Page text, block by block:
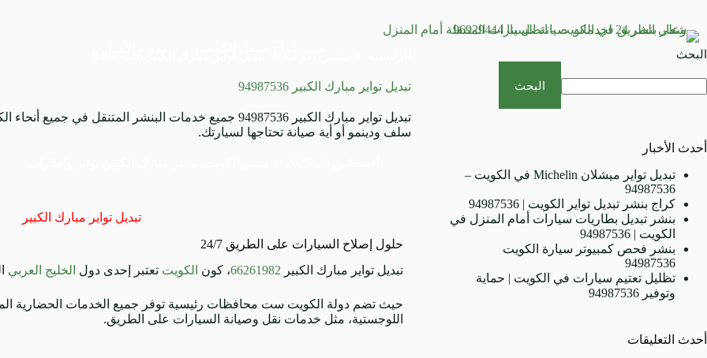
تبديل تواير مبارك الكبير 94987536
تبديل تواير مبارك الكبير 94987536 جميع خدمات البنشر
سلف ودينمو أو أية صيانة تحتاجها لسيارتك.
تبديل تواير مبارك الكبير
حلول إصلاح السيارات على الطريق 24/7
تبديل تواير مبارك الكبير 66261982، كون الكويت تعتبر إحدى دول الخليج العربي
حيث تضم دولة الكويت ست محافظات رئيسية توفر جميع الخدمات الحضارية
اللوجستية، مثل خدمات نقل وصيانة السيارات على الطريق.
البحث
البحث
أحدث الأخبار
تبديل تواير ميشلان Michelin في الكويت –
94987536
كراج بنشر تبديل تواير الكويت | 94987536
بنشر تبديل بطاريات سيارات أمام المنزل في
الكويت | 94987536
بنشر فحص كمبيوتر سيارة الكويت
94987536
تظليل تعتيم سيارات في الكويت | حماية
وتوفير 94987536
أحدث التعليقات